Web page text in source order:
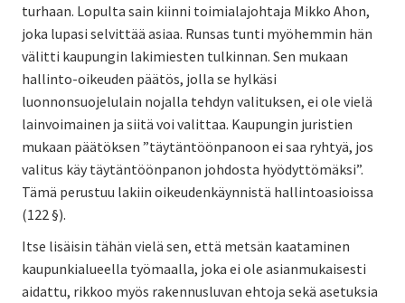
turhaan. Lopulta sain kiinni toimialajohtaja Mikko Ahon,
joka lupasi selvittää asiaa. Runsas tunti myöhemmin hän
välitti kaupungin lakimiesten tulkinnan. Sen mukaan
hallinto-oikeuden päätös, jolla se hylkäsi
luonnonsuojelulain nojalla tehdyn valituksen, ei ole vielä
lainvoimainen ja siitä voi valittaa. Kaupungin juristien
mukaan päätöksen ”täytäntöönpanoon ei saa ryhtyä, jos
valitus käy täytäntöönpanon johdosta hyödyttömäksi”.
Tämä perustuu lakiin oikeudenkäynnistä hallintoasioissa
(122 §).
Itse lisäisin tähän vielä sen, että metsän kaataminen
kaupunkialueella työmaalla, joka ei ole asianmukaisesti
aidattu, rikkoo myös rakennusluvan ehtoja sekä asetuksia